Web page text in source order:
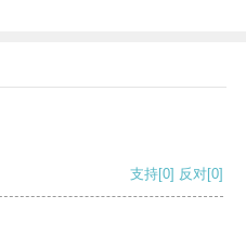
支持[0] 反对[0]